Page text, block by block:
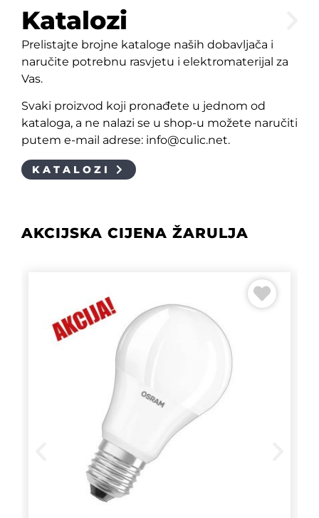
Katalozi
Prelistajte brojne kataloge naših dobavljača i
naručite potrebnu rasvjetu i elektromaterijal za
Vas.
Svaki proizvod koji pronađete u jednom od
kataloga, a ne nalazi se u shop-u možete naručiti
putem e-mail adrese: info@culic.net.
KATALOZI
AKCIJSKA CIJENA ŽARULJA